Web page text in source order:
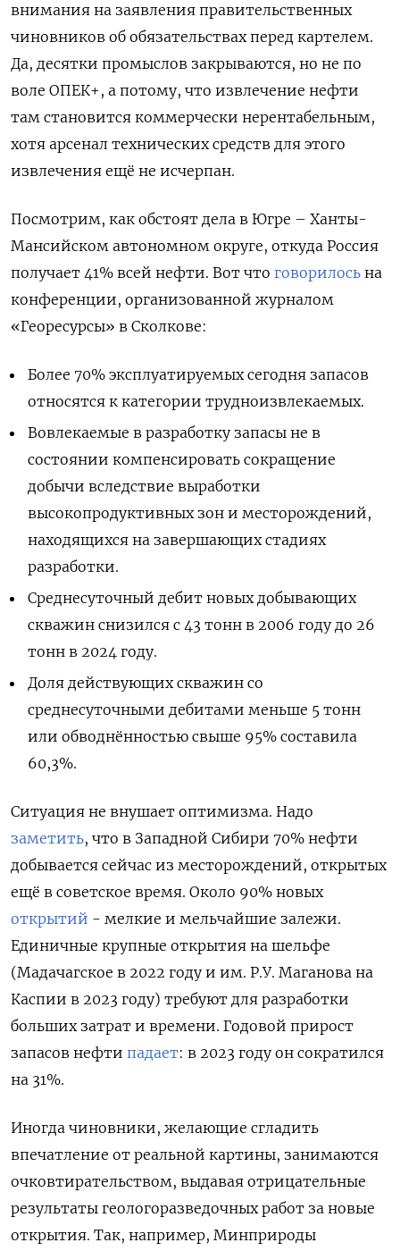
внимания на заявления правительственных
чиновников об обязательствах перед картелем.
Да, десятки промыслов закрываются, но не по
воле ОПЕК+, а потому, что извлечение нефти
там становится коммерчески нерентабельным,
хотя арсенал технических средств для этого
извлечения ещё не исчерпан.
Посмотрим, как обстоят дела в Югре – Ханты-
Мансийском автономном округе, откуда Россия
получает 41% всей нефти. Вот что говорилось на
конференции, организованной журналом
«Георесурсы» в Сколкове:
Более 70% эксплуатируемых сегодня запасов
относятся к категории трудноизвлекаемых.
Вовлекаемые в разработку запасы не в
состоянии компенсировать сокращение
добычи вследствие выработки
высокопродуктивных зон и месторождений,
находящихся на завершающих стадиях
разработки.
Среднесуточный дебит новых добывающих
скважин снизилсяс 43 тонн в 2006 году до 26
тонн в 2024 году.
Доля действующих скважин со
среднесуточными дебитами меньше 5 тонн
или обводнённостью свыше 95% составила
60,3%.
Ситуация не внушает оптимизма. Надо
заметить, что в Западной Сибири 70% нефти
добывается сейчас из месторождений, открытых
ещё в советское время. Около 90% новых
открытий - мелкие и мельчайшие залежи.
Единичные крупные открытия на шельфе
(Мадачагское в 2022 году и им. Р.У. Маганова на
Каспии в 2023 году) требуют для разработки
больших затрат и времени. Годовой прирост
запасов нефти падает: в 2023 году он сократился
на 31%.
Иногда чиновники, желающие сгладить
впечатление от реальной картины, занимаются
очковтирательством, выдавая отрицательные
результаты геологоразведочных работ за новые
открытия. Так, например, Минприроды